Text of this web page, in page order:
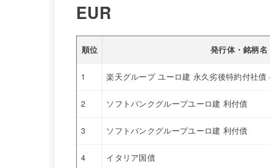
EUR
順位 発行体・銘柄名
1 楽天グループ ユーロ建 永久劣後特約付社債
2 ソフトバンクグループユーロ建 利付債
3 ソフトバンクグループユーロ建 利付債
4 イタリア国債